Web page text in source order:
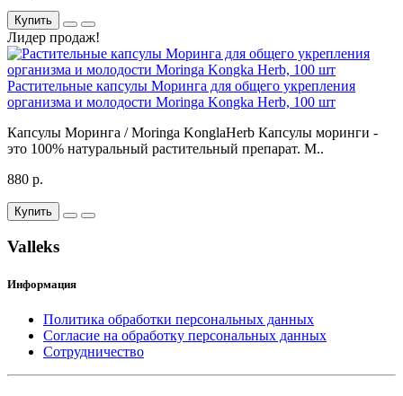
Купить
Лидер продаж!
Растительные капсулы Моринга для общего укрепления
организма и молодости Moringa Kongka Herb, 100 шт
Капсулы Моринга / Moringa KonglaHerb Капсулы моринги -
это 100% натуральный растительный препарат. М..
880 р.
Купить
Valleks
Информация
Политика обработки персональных данных
Согласие на обработку персональных данных
Сотрудничество